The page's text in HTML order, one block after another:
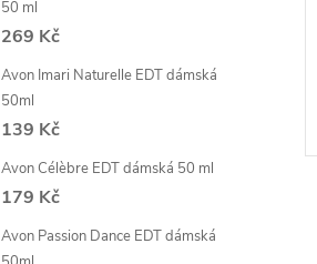
50 ml
269 Kč
Avon Imari Naturelle EDT dámská
50ml
139 Kč
Avon Célèbre EDT dámská 50 ml
179 Kč
Avon Passion Dance EDT dámská